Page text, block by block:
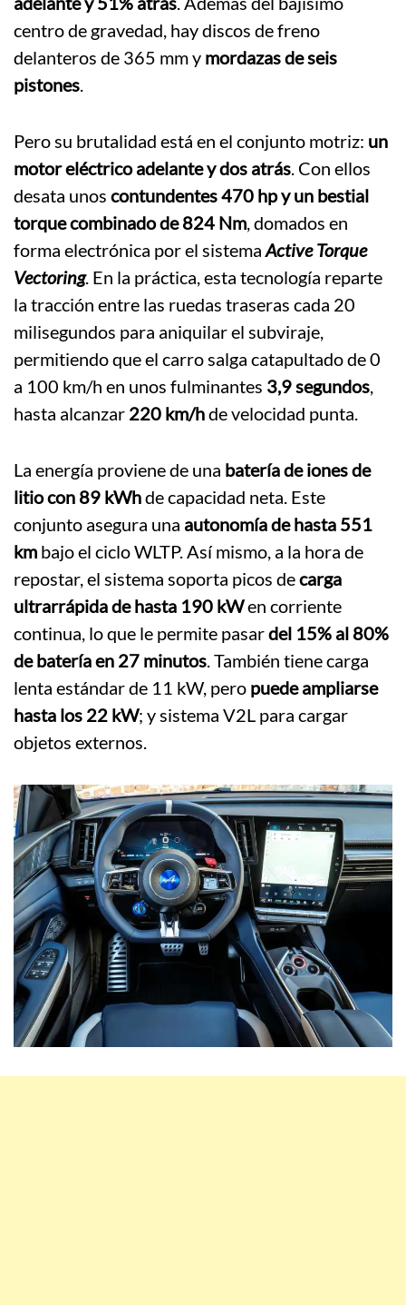
centro de gravedad, hay discos de freno
delanteros de 365 mm y mordazas de seis
pistones.
Pero su brutalidad está en el conjunto motriz: un
motor eléctrico adelante y dos atrás. Con ellos
desata unos contundentes 470 hp y un bestial
torque combinado de 824 Nm, domados en
forma electrónica por el sistemaActive Torque
Vectoring. En la práctica, esta tecnología reparte
la tracción entre las ruedas traseras cada 20
milisegundos para aniquilar el subviraje,
permitiendo que el carro salga catapultado de 0
a 100 km/h en unos fulminantes 3,9 segundos,
hasta alcanzar 220 km/hde velocidad punta.
La energía proviene de una batería de iones de
litio con 89 kWhde capacidad neta. Este
conjunto asegura una autonomía de hasta 551
km bajo el ciclo WLTP. Así mismo, a la hora de
repostar, el sistema soporta picos decarga
ultrarrápida de hasta 190 kWen corriente
continua, lo que le permite pasardel 15% al 80%
de batería en 27 minutos. También tiene carga
lenta estándar de 11 kW, pero puede ampliarse
hasta los 22 kW; y sistema V2L para cargar
objetos externos.